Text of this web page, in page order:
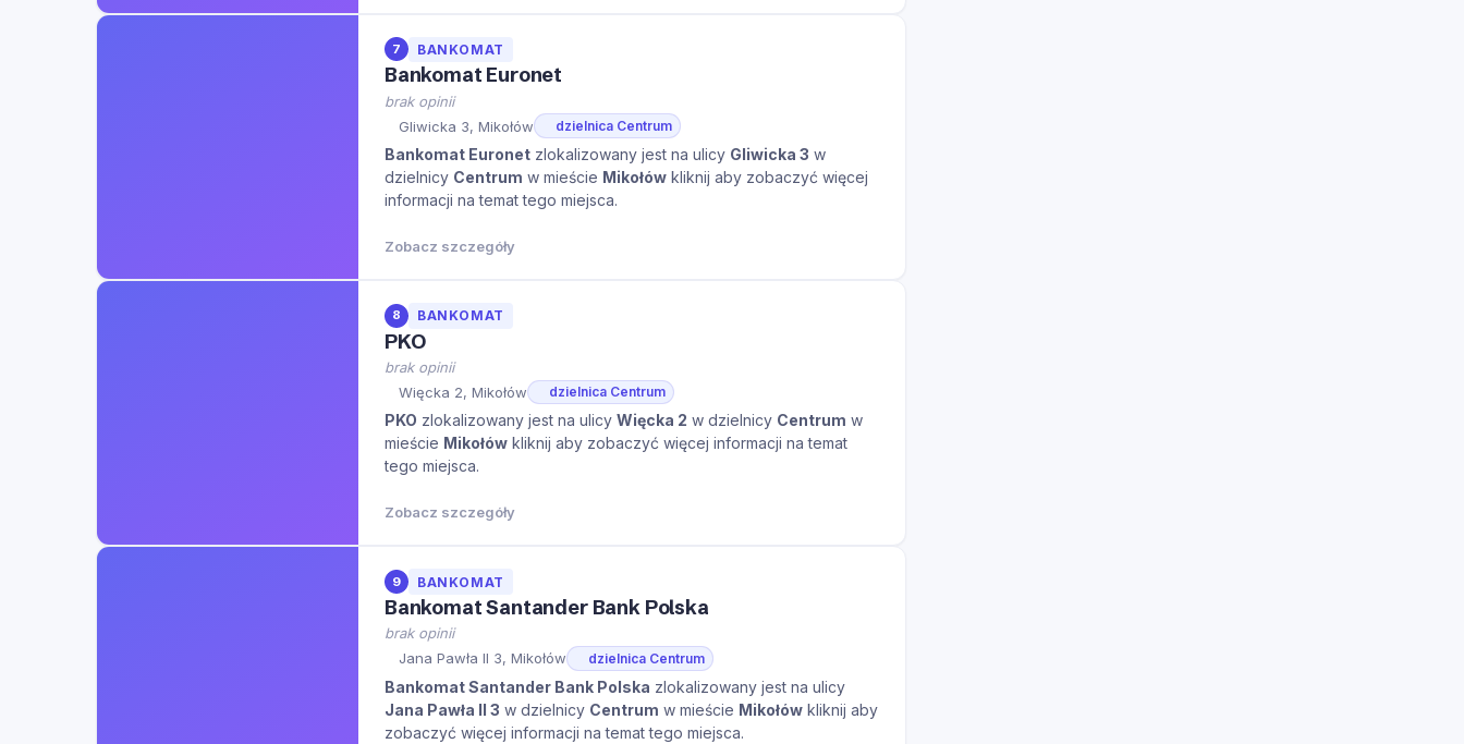
7 BANKOMAT
Bankomat Euronet
brak opinii
Gliwicka 3, Mikołów
dzielnica Centrum
Bankomat Euronet zlokalizowany jest na ulicy Gliwicka 3 w
dzielnicy Centrum w mieście Mikołów kliknij aby zobaczyć więcej
informacji na temat tego miejsca.
Zobacz szczegóły
8 BANKOMAT
PKO
brak opinii
Więcka 2, Mikołów
dzielnica Centrum
PKO zlokalizowany jest na ulicy Więcka 2 w dzielnicy Centrum w
mieście Mikołów kliknij aby zobaczyć więcej informacji na temat
tego miejsca.
Zobacz szczegóły
9 BANKOMAT
Bankomat Santander Bank Polska
brak opinii
Jana Pawła II 3, Mikołów
dzielnica Centrum
Bankomat Santander Bank Polska zlokalizowany jest na ulicy
Jana Pawła II 3 w dzielnicy Centrum w mieście Mikołów kliknij aby
zobaczyć więcej informacji na temat tego miejsca.